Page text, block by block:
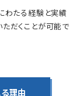
わたる経験と実績
だくことが可能で
理由